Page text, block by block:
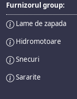
Furnizorul group:
Lame de zapada
Hidromotoare
Snecuri
Sararite